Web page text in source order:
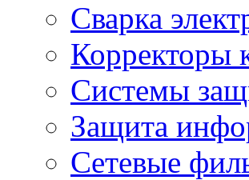
Сварка
Корректоры
Системы
Защита
Сетевые